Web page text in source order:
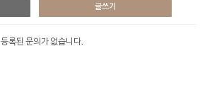
글쓰기
등록된 문의가 없습니다.